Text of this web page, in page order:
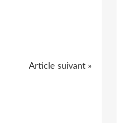
Article suivant »